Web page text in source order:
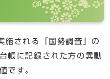
施される「国勢調査」の
帳に記録された方の異動
です。